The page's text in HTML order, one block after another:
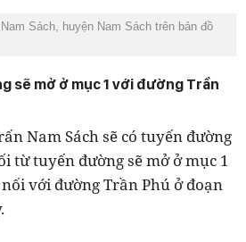
Sách, huyện Nam Sách trên bản đồ
sẽ mở ở mục 1 với đường Trần
Nam Sách sẽ có tuyến đường
từ tuyến đường sẽ mở ở mục 1
với đường Trần Phú ở đoạn